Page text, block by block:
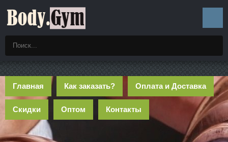
Главная Как заказать? Оплата и Доставка
Скидки Оптом Контакты